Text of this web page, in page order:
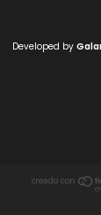
Developed by